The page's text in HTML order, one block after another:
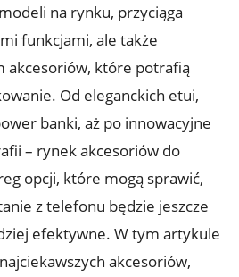
na rynku, przyciąga
funkcjami, ⁤ale także
akcesoriów,‍ które potrafią⁤
Od eleganckich etui,
banki, aż po innowacyjne
–⁢ rynek akcesoriów do
opcji, które mogą⁣ sprawić,
⁤z telefonu będzie jeszcze
efektywne.⁤ W tym artykule
akcesoriów,